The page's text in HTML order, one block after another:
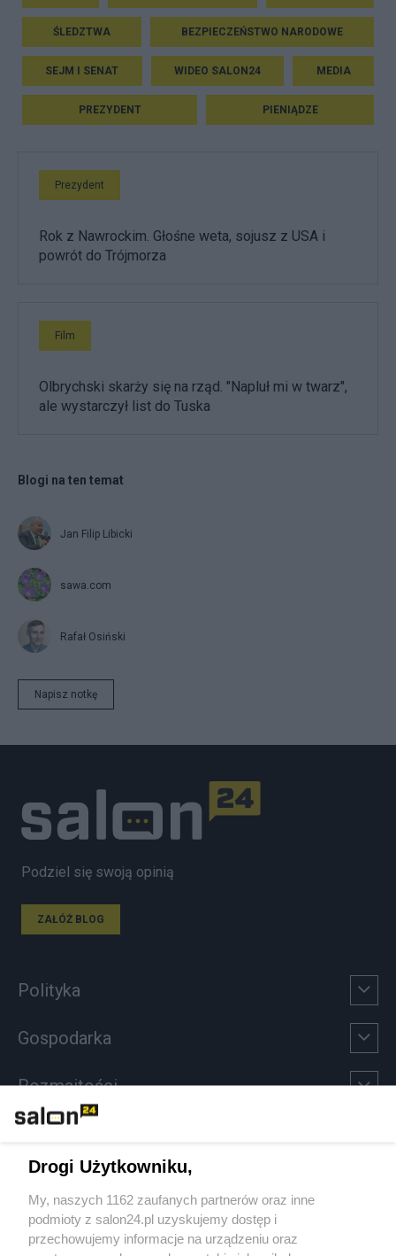
ŚLEDZTWA BEZPIECZEŃSTWO NARODOWE
SEJM I SENAT WIDEO SALON24 MEDIA
PREZYDENT PIENIĄDZE
Prezydent
Rok z Nawrockim. Głośne weta, sojusz z USA i
powrót do Trójmorza
Film
Olbrychski skarży się na rząd. "Napluł mi w twarz",
ale wystarczył list do Tuska
Blogi na ten temat
Jan Filip Libicki
sawa.com
Rafał Osiński
Napisz notkę
Podziel się swoją opinią
ZAŁÓŻ BLOG
Polityka
Gospodarka
Rozmaitości
Sport
Społeczeństwo
Drogi Użytkowniku,
My, naszych 1162 zaufanych partnerów oraz inne
podmioty z salon24.pl uzyskujemy dostęp i
przechowujemy informacje na urządzeniu oraz